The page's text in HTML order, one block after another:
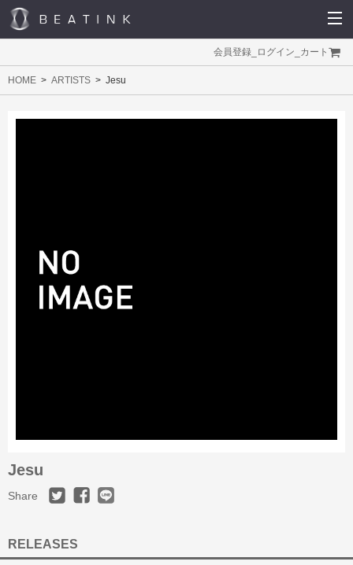
会員登録 ログイン カート
HOME ARTISTS Jesu
Jesu
Share
RELEASES